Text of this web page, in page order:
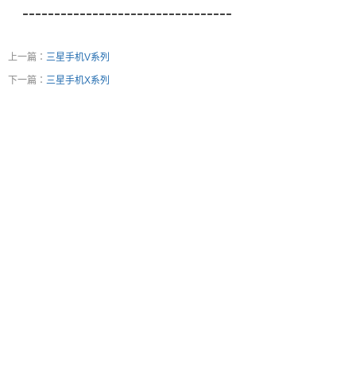
---------------------------------
上一篇： 三星手机V系列
下一篇： 三星手机X系列